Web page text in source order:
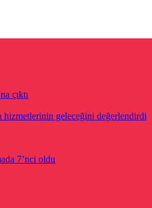
çıktı
hizmetlerinin geleceğini değerlendirdi
7’nci oldu